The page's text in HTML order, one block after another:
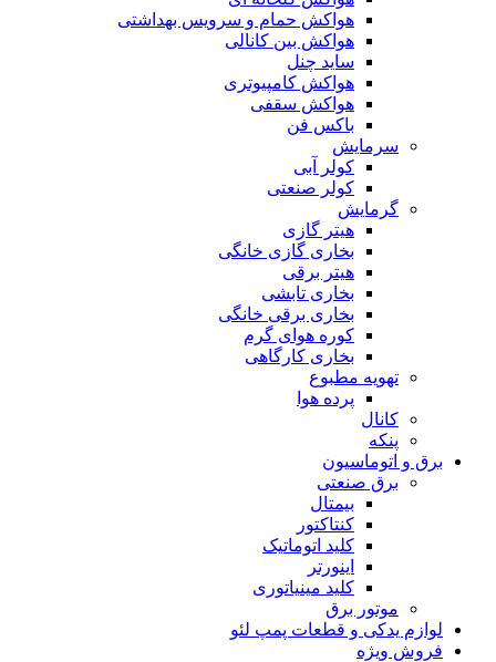
هواکش حمام و سرویس بهداشتی
هواکش بین کانالی
ساید چنل
هواکش کامپیوتری
هواکش سقفی
باکس فن
سرمایش
کولر آبی
کولر صنعتی
گرمایش
هیتر گازی
بخاری گازی خانگی
هیتر برقی
بخاری تابشی
بخاری برقی خانگی
کوره هوای گرم
بخاری کارگاهی
تهویه مطبوع
پرده هوا
کانال
پنکه
برق و اتوماسیون
برق صنعتی
بیمتال
کنتاکتور
کلید اتوماتیک
اینورتر
کلید مینیاتوری
موتور برق
لوازم یدکی و قطعات پمپ لئو
فروش ویژه